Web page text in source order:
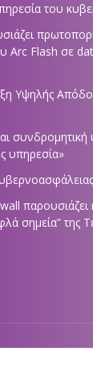
του
Arc Flash σε
Υψηλής
συνδρομητική
υπηρεσία»
παρουσιάζει
σημεία” της